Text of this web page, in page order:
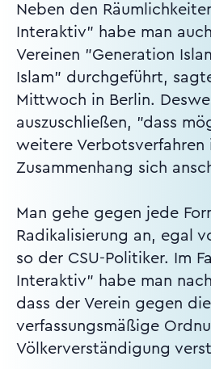
Neben den
Interaktiv" habe man
Vereinen "Generation
Islam" durchgeführt,
Mittwoch in Berlin.
auszuschließen, "dass
weitere Verbotsverfahren
Zusammenhang sich
Man gehe gegen jede
Radikalisierung an, egal
so der CSU-Politiker. Im
Interaktiv" habe man
dass der Verein gegen die
verfassungsmäßige
Völkerverständigung